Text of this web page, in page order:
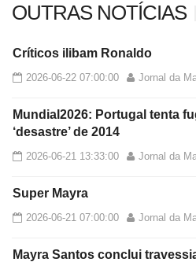
OUTRAS NOTÍCIAS
Críticos ilibam Ronaldo
2026-06-22 07:00:00 Jornal da
Mundial2026: Portugal tenta
‘desastre’ de 2014
2026-06-21 13:33:00 Jornal da
Super Mayra
2026-06-21 07:00:00 Jornal da
Mayra Santos conclui